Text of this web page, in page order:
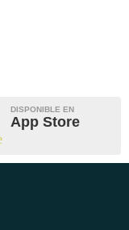
DISPONIBLE EN
App Store